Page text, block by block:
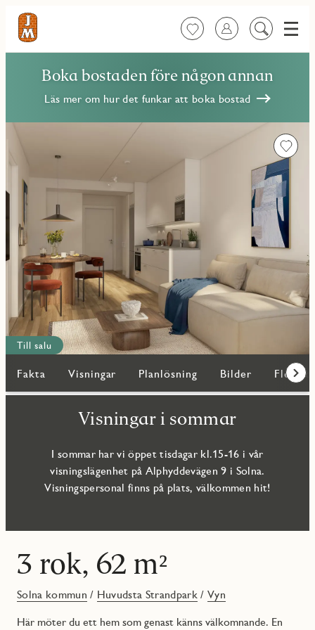
FavoriterLogga in
Sök
Meny
Boka bostaden före någon annan
Läs mer om hur det funkar att boka bostad
Till salu
Fakta Visningar Planlösning Bilder Fler
Visningar i sommar
I sommar har vi öppet tisdagar kl.15-16 i vår
visningslägenhet på Alphyddevägen 9 i Solna.
Visningspersonal finns på plats, välkommen hit!
3 rok, 62 m²
Solna kommun / Huvudsta Strandpark / Vyn
Här möter du ett hem som genast känns välkomnande. En